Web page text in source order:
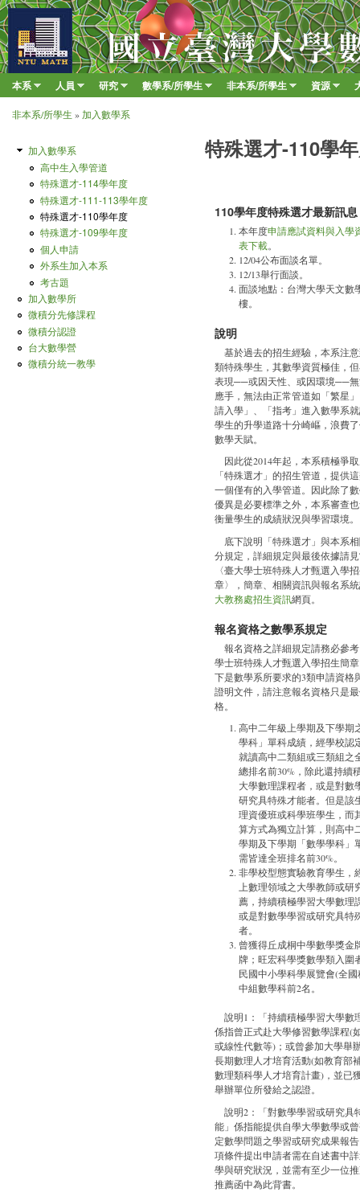
移至
臺
大
數
學
系
Main menu
本系 人員 研究 數學系/所學生 非本系/所學生 資源
您在這裡
非本系/所學生 »加入數學系
特殊選才-110學
110學年度特殊選才最新訊
本年度申請應試資料與入學
表下載。
12/04公布面談名單。
12/13舉行面談。
面談地點：台灣大學天文數
樓。
說明
基於過去的招生經驗，本系注
類特殊學生，其數學資質極佳，
表現──或因天性、或因環境──
應手，無法由正常管道如「繁星
請入學」、「指考」進入數學系
學生的升學道路十分崎嶇，浪費
數學天賦。
因此從2014年起，本系積極爭
「特殊選才」的招生管道，提供
一個僅有的入學管道。因此除了
優異是必要標準之外，本系審查
衡量學生的成績狀況與學習環境。
底下說明「特殊選才」與本系
分規定，詳細規定與最後依據請
〈臺大學士班特殊人才甄選入學
章〉，簡章、相關資訊與報名系
大教務處招生資訊網頁。
報名資格之數學系規定
報名資格之詳細規定請務必參
學士班特殊人才甄選入學招生簡
下是數學系所要求的3類申請資格
證明文件，請注意報名資格只是
格。
高中二年級上學期及下學期
學科」單科成績，經學校認
就讀高中二類組或三類組之
總排名前30%，除此還持續
大學數理課程者，或是對數
研究具特殊才能者。但是該
理資優班或科學班學生，而
算方式為獨立計算，則高中
學期及下學期「數學學科」
需皆達全班排名前30%。
非學校型態實驗教育學生，
上數理領域之大學教師或研
薦，持續積極學習大學數理
或是對數學學習或研究具特
者。
曾獲得丘成桐中學數學獎金
牌；旺宏科學獎數學類入圍
民國中小學科學展覽會(全
中組數學科前2名。
說明1：「持續積極學習大學數
係指曾正式赴大學修習數學課程(
或線性代數等)；或曾參加大學舉
長期數理人才培育活動(如教育部
數理類科學人才培育計畫)，並已
舉辦單位所發給之認證。
說明2：「對數學學習或研究具
能」係指能提供自學大學數學或
定數學問題之學習或研究成果報
項條件提出申請者需在自述書中
學與研究狀況，並需有至少一位
推薦函中為此背書。
加入數學系
高中生入學管道
特殊選才-114學年度
特殊選才-111-113學年度
特殊選才-110學年度
特殊選才-109學年度
個人申請
外系生加入本系
考古題
加入數學所
微積分先修課程
微積分認證
台大數學營
微積分統一教學